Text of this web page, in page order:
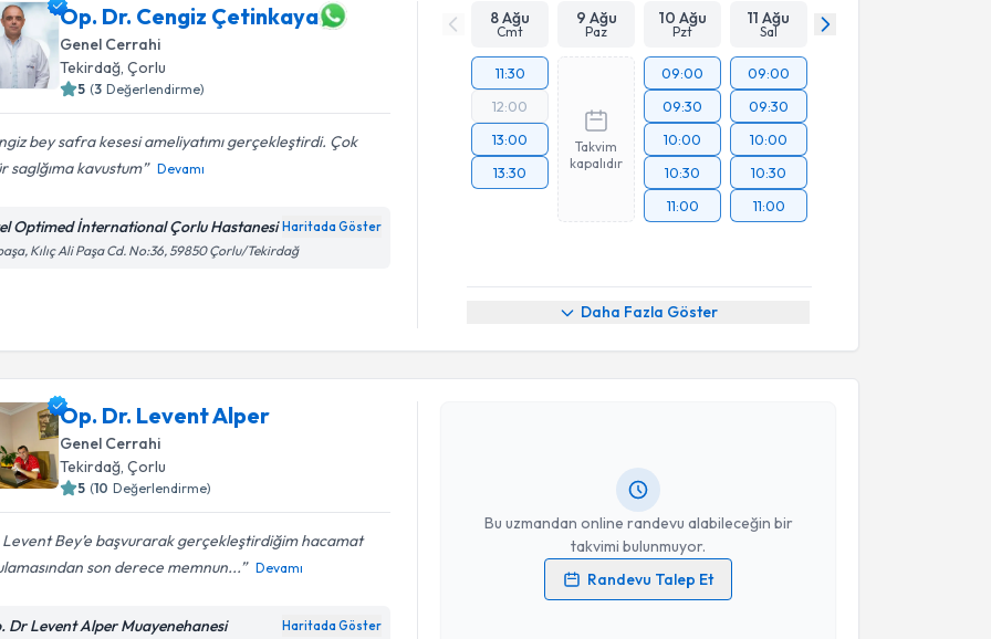
Op. Dr. Cengiz Çetinkaya
Genel Cerrahi
Tekirdağ, Çorlu
5 (3 Değerlendirme)
bey safra kesesi ameliyatımı gerçekleştirdi. Çok
saglğıma kavustum
Devamı
Optimed İnternational Çorlu Hastanesi Haritada Göster
Kılıç Ali Paşa Cd. No:36, 59850 Çorlu/Tekirdağ
8 Ağu
Cmt
9 Ağu
Paz
10 Ağu
Pzt
11 Ağu
Sal
11:30
12:00
13:00
13:30
Takvim
kapalıdır
09:00
09:30
10:00
10:30
11:00
09:00
09:30
10:00
10:30
11:00
Daha Fazla Göster
Op. Dr. Levent Alper
Genel Cerrahi
Tekirdağ , Çorlu
5 (10 Değerlendirme)
Bey’e başvurarak gerçekleştirdiğim hacamat
son derece memnun...
Devamı
Dr Levent Alper Muayenehanesi Haritada Göster
Bu uzmandan online randevu alabileceğin bir
takvimi bulunmuyor.
Randevu Talep Et
Randevu Takvimi Talebi
Op. Dr. Levent Alper
Kişisel verilerimin işlenmesine ilişkinAydınlatma Metni